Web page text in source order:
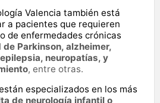
Valencia también está
a pacientes que requieren
de enfermedades crónicas
Parkinson, alzheimer,
neuropatías, y
, entre otras.
especializados en los más
de neurología infantil o